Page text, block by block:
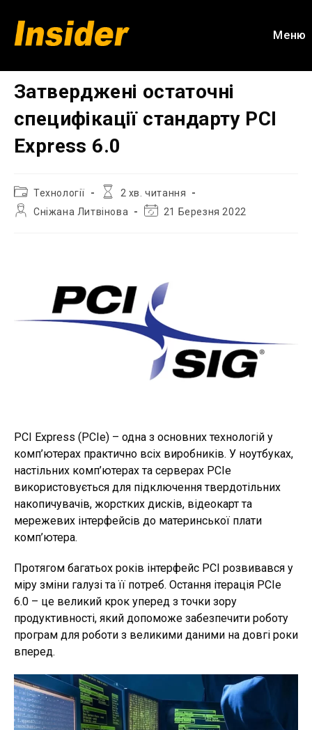
вмісту
Меню
Затверджені остаточні
специфікації стандарту PCI
Express 6.0
Категорія
запису:
Технології
Час
2 хв. читання
АвторСніжана Литвінова
Остання21 Березня 2022
PCI Express (PCIe) – одна з основних технологій у
комп’ютерах практично всіх виробників. У ноутбуках,
настільних комп’ютерах та серверах PCIe
використовується для підключення твердотільних
накопичувачів, жорстких дисків, відеокарт та
мережевих інтерфейсів до материнської плати
комп’ютера.
Протягом багатьох років інтерфейс PCI розвивався у
міру зміни галузі та її потреб. Остання ітерація PCIe
6.0 – це великий крок уперед з точки зору
продуктивності, який допоможе забезпечити роботу
програм для роботи з великими даними на довгі роки
вперед.